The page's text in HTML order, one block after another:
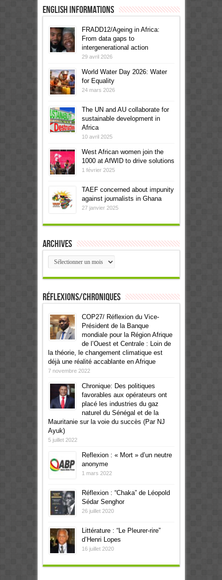
English informations
FRADD12/Ageing in Africa:
From data gaps to
intergenerational action
29 avril 2026
World Water Day 2026: Water
for Equality
24 mars 2026
The UN and AU collaborate for
sustainable development in
Africa
10 avril 2025
West African women join the
1000 at AfWID to drive solutions
1 février 2025
TAEF concerned about impunity
against journalists in Ghana
27 janvier 2025
Archives
Archives
Réflexions/Chroniques
COP27/ Réflexion du Vice-
Président de la Banque
mondiale pour la Région Afrique
de l’Ouest et Centrale : Loin de
la théorie, le changement climatique est
déjà une réalité accablante en Afrique
7 novembre 2022
Chronique: Des politiques
favorables aux opérateurs ont
placé les industries du gaz
naturel du Sénégal et de la
Mauritanie sur la voie du succès (Par NJ
Ayuk)
5 juillet 2022
Reflexion : « Mort » d’un neutre
anonyme
1 mars 2022
Réflexion : “Chaka” de Léopold
Sédar Senghor
26 juillet 2020
Littérature : “Le Pleurer-rire”
d’Henri Lopes
16 juillet 2020